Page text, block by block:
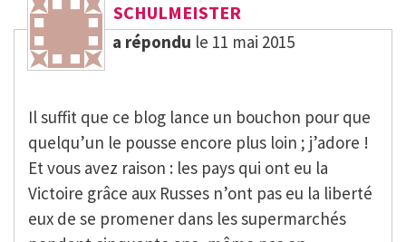
SCHULMEISTER
a répondu le 11 mai 2015
Il suffit que ce blog lance un bouchon pour que
quelqu’un le pousse encore plus loin ; j’adore !
Et vous avez raison : les pays qui ont eu la
Victoire grâce aux Russes n’ont pas eu la liberté
eux de se promener dans les supermarchés